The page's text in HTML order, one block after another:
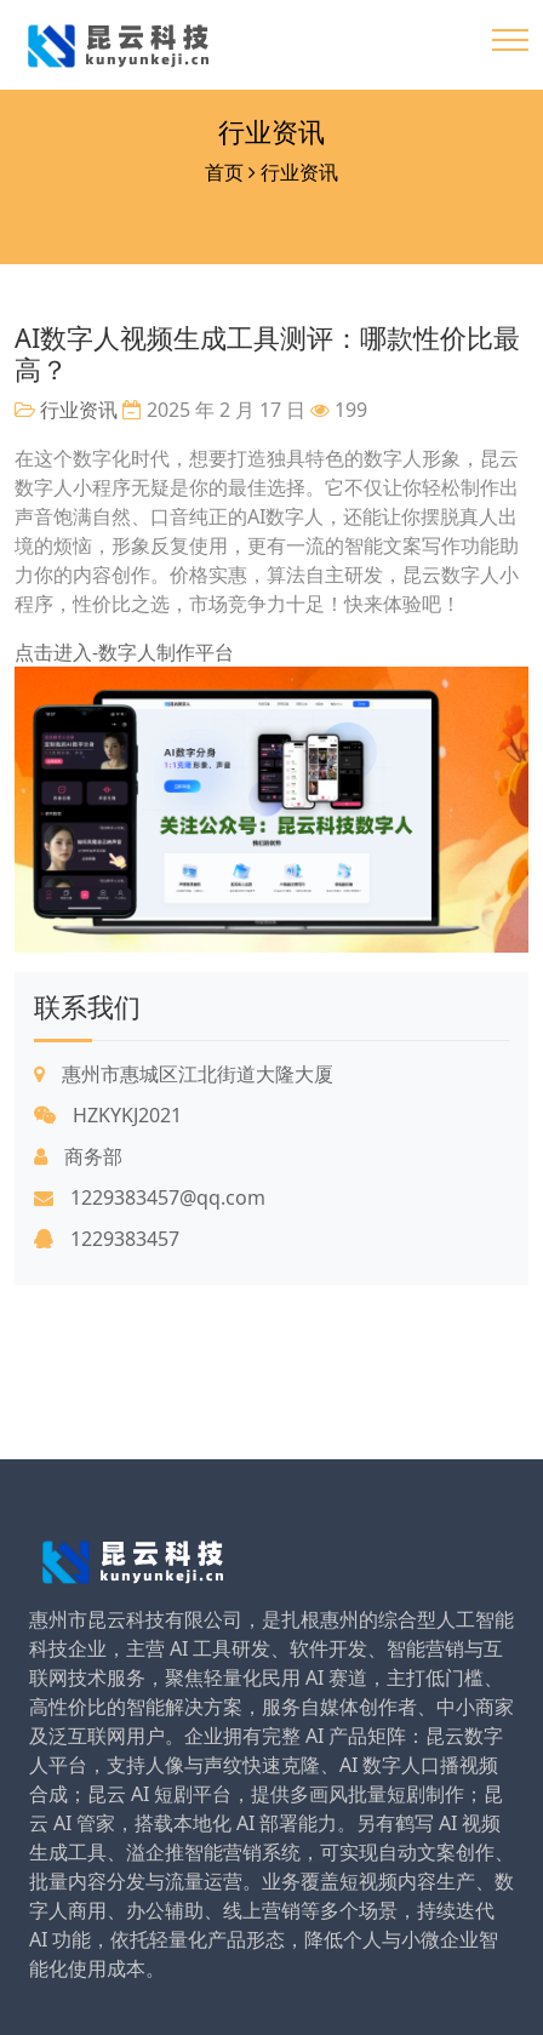
行业资讯
首页 行业资讯
AI数字人视频生成工具测评：哪款性价比最
高？
行业资讯 2025 年 2 月 17 日
199
在这个数字化时代，想要打造独具特色的数字人形象，昆云
数字人小程序无疑是你的最佳选择。它不仅让你轻松制作出
声音饱满自然、口音纯正的AI数字人，还能让你摆脱真人出
境的烦恼，形象反复使用，更有一流的智能文案写作功能助
力你的内容创作。价格实惠，算法自主研发，昆云数字人小
程序，性价比之选，市场竞争力十足！快来体验吧！
点击进入-数字人制作平台
联系我们
惠州市惠城区江北街道大隆大厦
HZKYKJ2021
商务部
1229383457@qq.com
1229383457
惠州市昆云科技有限公司，是扎根惠州的综合型人工智能
科技企业，主营 AI 工具研发、软件开发、智能营销与互
联网技术服务，聚焦轻量化民用 AI 赛道，主打低门槛、
高性价比的智能解决方案，服务自媒体创作者、中小商家
及泛互联网用户。企业拥有完整 AI 产品矩阵：昆云数字
人平台，支持人像与声纹快速克隆、AI 数字人口播视频
合成；昆云 AI 短剧平台，提供多画风批量短剧制作；昆
云 AI 管家，搭载本地化 AI 部署能力。另有鹤写 AI 视频
生成工具、溢企推智能营销系统，可实现自动文案创作、
批量内容分发与流量运营。业务覆盖短视频内容生产、数
字人商用、办公辅助、线上营销等多个场景，持续迭代
AI 功能，依托轻量化产品形态，降低个人与小微企业智
能化使用成本。